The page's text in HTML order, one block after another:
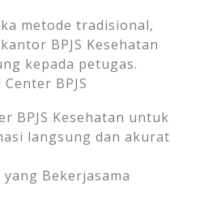
metode tradisional,
BPJS Kesehatan
kepada petugas.
BPJS
BPJS Kesehatan untuk
langsung dan akurat
Bekerjasama